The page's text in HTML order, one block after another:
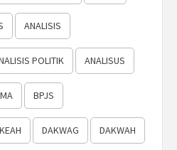
ANALISIS
POLITIK ANALISUS
BPJS
DAKWAG DAKWAH